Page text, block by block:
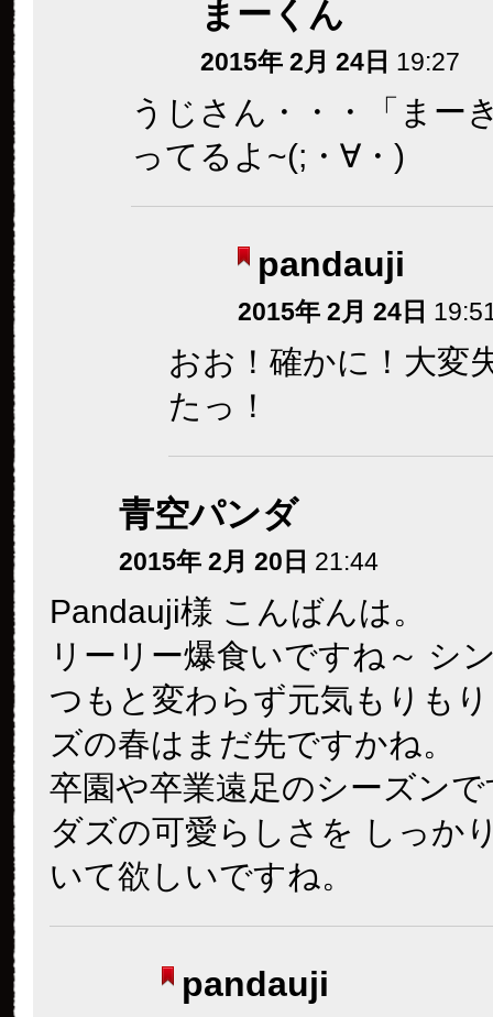
まーくん
2015年 2月 24日 19:27
うじさん・・・「まー
ってるよ~(;・∀・)
pandauji
2015年 2月 24日
おお！確かに！大変
たっ！
青空パンダ
2015年 2月 20日 21:44
Pandauji様 こんばんは。
リーリー爆食いですね～ シ
つもと変わらず元気もりも
ズの春はまだ先ですかね。
卒園や卒業遠足のシーズン
ダズの可愛らしさを しっか
いて欲しいですね。
pandauji